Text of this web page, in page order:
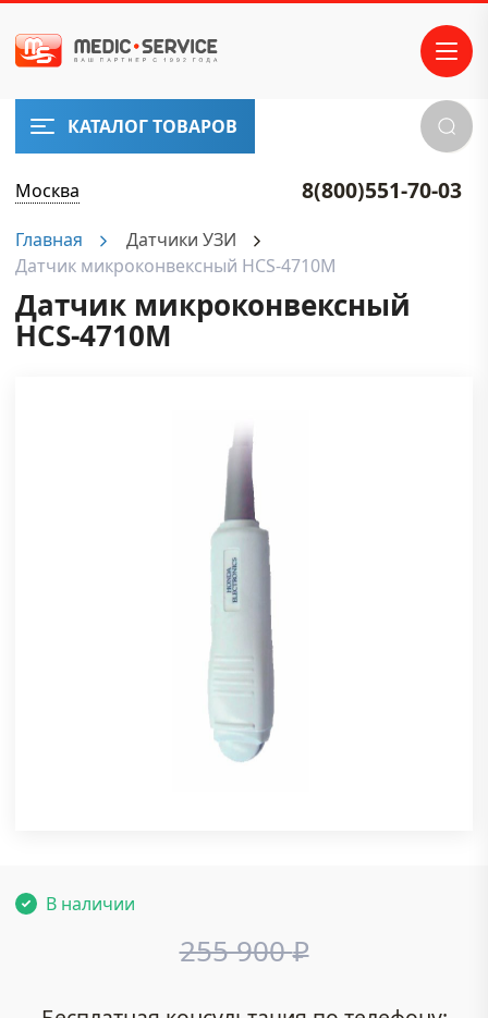
КАТАЛОГ ТОВАРОВ
Москва 8(800)551-70-03
Главная
Датчики УЗИ
Датчик микроконвексный HCS-4710M
Датчик микроконвексный
HCS-4710M
В наличии
255 900₽